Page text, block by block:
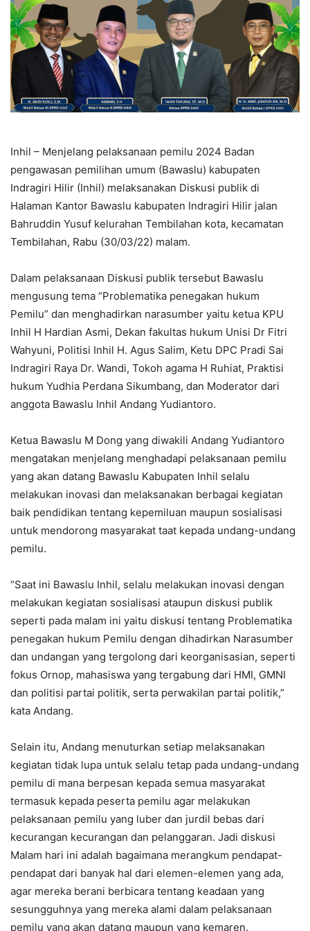
Inhil – Menjelang pelaksanaan pemilu 2024 Badan
pengawasan pemilihan umum (Bawaslu) kabupaten
Indragiri Hilir (Inhil) melaksanakan Diskusi publik di
Halaman Kantor Bawaslu kabupaten Indragiri Hilir jalan
Bahruddin Yusuf kelurahan Tembilahan kota, kecamatan
Tembilahan, Rabu (30/03/22) malam.
Dalam pelaksanaan Diskusi publik tersebut Bawaslu
mengusung tema “Problematika penegakan hukum
Pemilu” dan menghadirkan narasumber yaitu ketua KPU
Inhil H Hardian Asmi, Dekan fakultas hukum Unisi Dr Fitri
Wahyuni, Politisi Inhil H. Agus Salim, Ketu DPC Pradi Sai
Indragiri Raya Dr. Wandi, Tokoh agama H Ruhiat, Praktisi
hukum Yudhia Perdana Sikumbang, dan Moderator dari
anggota Bawaslu Inhil Andang Yudiantoro.
Ketua Bawaslu M Dong yang diwakili Andang Yudiantoro
mengatakan menjelang menghadapi pelaksanaan pemilu
yang akan datang Bawaslu Kabupaten Inhil selalu
melakukan inovasi dan melaksanakan berbagai kegiatan
baik pendidikan tentang kepemiluan maupun sosialisasi
untuk mendorong masyarakat taat kepada undang-undang
pemilu.
“Saat ini Bawaslu Inhil, selalu melakukan inovasi dengan
melakukan kegiatan sosialisasi ataupun diskusi publik
seperti pada malam ini yaitu diskusi tentang Problematika
penegakan hukum Pemilu dengan dihadirkan Narasumber
dan undangan yang tergolong dari keorganisasian, seperti
fokus Ornop, mahasiswa yang tergabung dari HMI, GMNI
dan politisi partai politik, serta perwakilan partai politik,”
kata Andang.
Selain itu, Andang menuturkan setiap melaksanakan
kegiatan tidak lupa untuk selalu tetap pada undang-undang
pemilu di mana berpesan kepada semua masyarakat
termasuk kepada peserta pemilu agar melakukan
pelaksanaan pemilu yang luber dan jurdil bebas dari
kecurangan kecurangan dan pelanggaran. Jadi diskusi
Malam hari ini adalah bagaimana merangkum pendapat-
pendapat dari banyak hal dari elemen-elemen yang ada,
agar mereka berani berbicara tentang keadaan yang
sesungguhnya yang mereka alami dalam pelaksanaan
pemilu yang akan datang maupun yang kemaren.